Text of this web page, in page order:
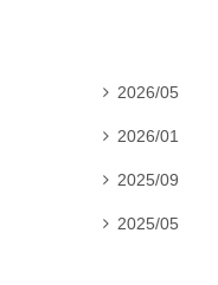
 2026/05
 2026/01
 2025/09
 2025/05